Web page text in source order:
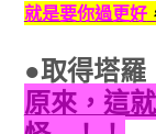
就是要你過更好
●取得塔羅
原來，這